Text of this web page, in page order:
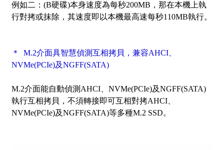
例如二：(B硬碟)本身速度為每秒200MB，那在本機上執
行對拷或抹除，其速度即以本機最高速每秒110MB執行。
＊ M.2介面具智慧偵測互相拷貝，兼容AHCI、
NVMe(PCIe)及NGFF(SATA)
M.2介面能自動偵測AHCI、NVMe(PCIe)及NGFF(SATA)
執行互相拷貝，不須轉接即可互相對拷AHCI、
NVMe(PCIe)及NGFF(SATA)等多種M.2 SSD。